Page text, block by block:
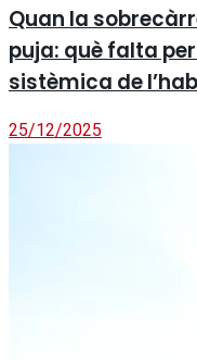
Quan la
puja: què falta
sistèmica de
25/12/2025